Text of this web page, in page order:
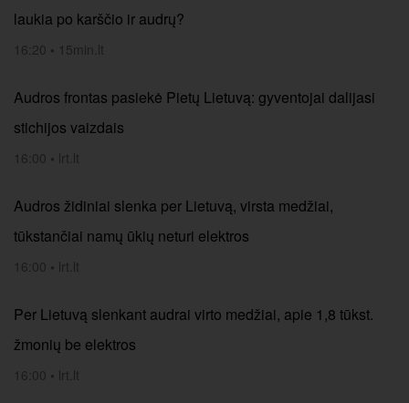
laukia po karščio ir audrų?
16:20 • 15min.lt
Audros frontas pasiekė Pietų Lietuvą: gyventojai dalijasi
stichijos vaizdais
16:00 • lrt.lt
Audros židiniai slenka per Lietuvą, virsta medžiai,
tūkstančiai namų ūkių neturi elektros
16:00 • lrt.lt
Per Lietuvą slenkant audrai virto medžiai, apie 1,8 tūkst.
žmonių be elektros
16:00 • lrt.lt